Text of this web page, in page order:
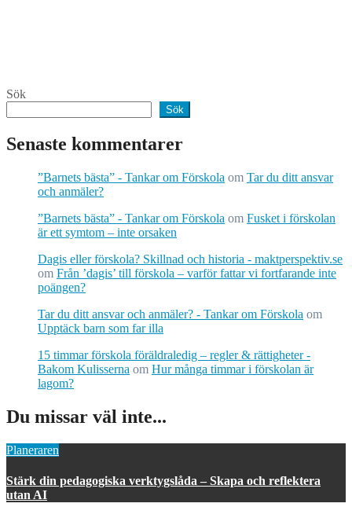
Sök
Sök
Senaste kommentarer
”Barnets bästa” - Tankar om Förskola om Tar du ditt ansvar
och anmäler?
”Barnets bästa” - Tankar om Förskola om Fusket i förskolan
är ett symtom – inte orsaken
Dagis eller förskola? Skillnad och historia - maktperspektiv.se
om Från ’dagis’ till förskola – varför fattar vi fortfarande inte
poängen?
Tar du ditt ansvar och anmäler? - Tankar om Förskola om
Upptäck barn som far illa
15 timmar förskola föräldraledig – regler & rättigheter -
Bakom Kulisserna om Hur många timmar i förskolan är
lagom?
Du missar väl inte...
Planeraren
Stärk din pedagogiska verktygslåda – Skapa och reflektera
utan AI